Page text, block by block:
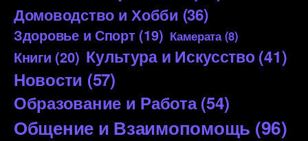
Домоводство и Хобби (36)
Здоровье и Спорт(19) Камерата(8)
Книги (20) Культура и Искусство(41)
Новости (57)
Образование и Работа(54)
Общение и Взаимопомощь (96)